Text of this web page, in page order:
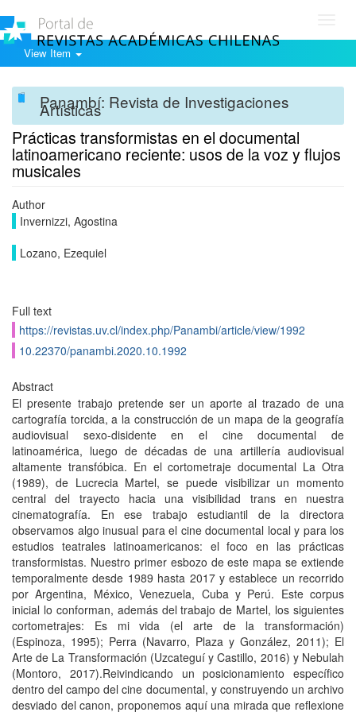
View Item
Panambí: Revista de Investigaciones
Artísticas
Prácticas transformistas en el documental
latinoamericano reciente: usos de la voz y flujos
musicales
Author
Invernizzi, Agostina
Lozano, Ezequiel
Full text
https://revistas.uv.cl/index.php/Panambi/article/view/1992
10.22370/panambi.2020.10.1992
Abstract
El presente trabajo pretende ser un aporte al trazado de una
cartografía torcida, a la construcción de un mapa de la geografía
audiovisual sexo-disidente en el cine documental de
latinoamérica, luego de décadas de una artillería audiovisual
altamente transfóbica. En el cortometraje documental La Otra
(1989), de Lucrecia Martel, se puede visibilizar un momento
central del trayecto hacia una visibilidad trans en nuestra
cinematografía. En ese trabajo estudiantil de la directora
observamos algo inusual para el cine documental local y para los
estudios teatrales latinoamericanos: el foco en las prácticas
transformistas. Nuestro primer esbozo de este mapa se extiende
temporalmente desde 1989 hasta 2017 y establece un recorrido
por Argentina, México, Venezuela, Cuba y Perú. Este corpus
inicial lo conforman, además del trabajo de Martel, los siguientes
cortometrajes: Es mi vida (el arte de la transformación)
(Espinoza, 1995); Perra (Navarro, Plaza y González, 2011); El
Arte de La Transformación (Uzcateguí y Castillo, 2016) y Nebulah
(Montoro, 2017).Reivindicando un posicionamiento específico
dentro del campo del cine documental, y construyendo un archivo
desviado del canon, proponemos aquí una mirada que reflexione